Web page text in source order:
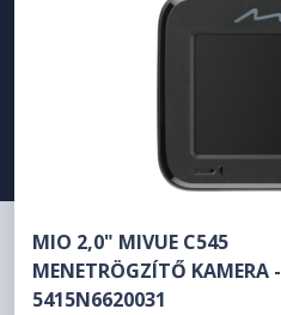
MIO 2,0" MIVUE C545
MENETRÖGZÍTŐ KAMERA -
5415N6620031